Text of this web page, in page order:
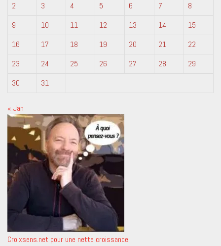
2
3 4 5 6 7
8
9
10 11 12 13 14
15
16
17 18 19 20 21
22
23
24 25 26 27 28
29
30
31
« Jan
Croixsens.net pour une nette croissance